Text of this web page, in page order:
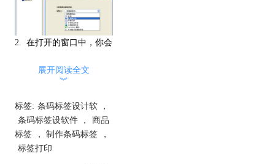
2. 在打开的窗口中，你会
类型。根据你的数据存储
SQL Server等。
展开阅读全文
︾
标签: 条码标签设计软
，
条码标签设软件
，
商品
标签
， 制作条码标签
，
标签打印